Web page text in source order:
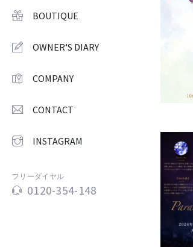
BOUTIQUE
OWNER'S DIARY
COMPANY
CONTACT
INSTAGRAM
フリーダイヤル
0120-354-148